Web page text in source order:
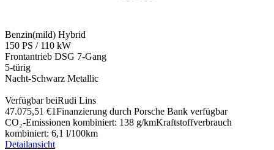
Benzin(mild) Hybrid
150 PS / 110 kW
Frontantrieb DSG 7-Gang
5-türig
Nacht-Schwarz Metallic
Verfügbar beiRudi Lins
47.075,51 €1Finanzierung durch Porsche Bank verfügbar
CO₂-Emissionen kombiniert: 138 g/kmKraftstoffverbrauch
kombiniert: 6,1 l/100km
Detailansicht